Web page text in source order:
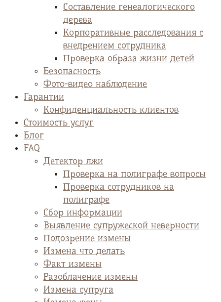
Cоставление генеалогического
дерева
Корпоративные расследования с
внедрением сотрудника
Проверка образа жизни детей
Безопасность
Фото-видео наблюдение
Гарантии
Конфиденциальность клиентов
Стоимость услуг
Блог
FAQ
Детектор лжи
Проверка на полиграфе вопросы
Проверка сотрудников на
полиграфе
Сбор информации
Выявление супружеской неверности
Подозрение измены
Измена что делать
Факт измены
Разоблачение измены
Измена супруга